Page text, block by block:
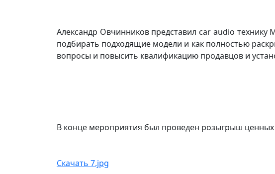
Александр Овчинников представил car audio
подбирать подходящие модели и как полностью
вопросы и повысить квалификацию продавцов и
В конце мероприятия был проведен розыгрыш
Скачать 7.jpg